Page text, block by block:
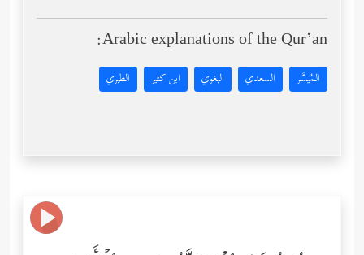
Arabic explanations of the Qur’an:
المُيسَّر السعدي البغوي ابن كثير الطبري